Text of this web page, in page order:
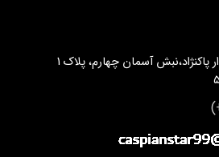
تهران ،سعادت آباد ، بلوار پاکنژاد،نبش آسمان چهارم، پلاک 1